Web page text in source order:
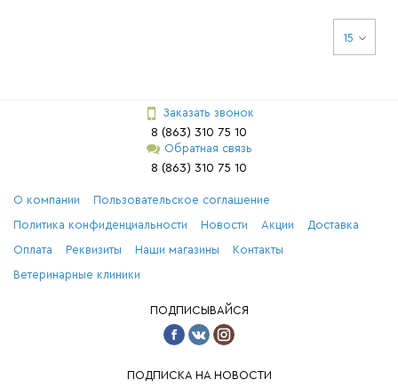
15
Заказать звонок
8 (863) 310 75 10
Обратная связь
8 (863) 310 75 10
О компании Пользовательское соглашение
Политика конфиденциальности Новости Акции Доставка
Оплата Реквизиты Наши магазины Контакты
Ветеринарные клиники
ПОДПИСЫВАЙСЯ
ПОДПИСКА НА НОВОСТИ